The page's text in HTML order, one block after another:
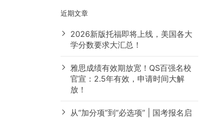
近期文章
2026新版托福即将上线，美国各大
学分数要求大汇总！
雅思成绩有效期放宽！QS百强名校
官宣：2.5年有效，申请时间大解
放！
从“加分项”到“必选项” | 国考报名启